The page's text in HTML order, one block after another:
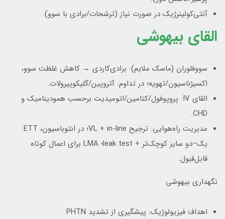
آنتی‌کولینرژیک در صورت نیاز (ترشحات/برادی با سوو).
القای بیهوشی
سووفلوران (ماسک ملایم): برادی‌کاردی → کاهش غلظت سوو،
اکسیژناسیون/تهویه؛ در تداوم: آتروپین/گلیکوپیرولات.
القای IV: پروپوفول/کتامین/اتومیدیت برحسب همودینامیک و
CHD.
مدیریت راه‌هوایی: ترجیح VL + in-line؛ در انتوباسیون، ETT
یک–دو سایز کوچک‌تر + leak test؛ LMA برای اعمال کوتاه
قابل‌قبول.
نگهداری بیهوشی
اهداف فیزیولوژیک: پیشگیری از تشدید PHTN